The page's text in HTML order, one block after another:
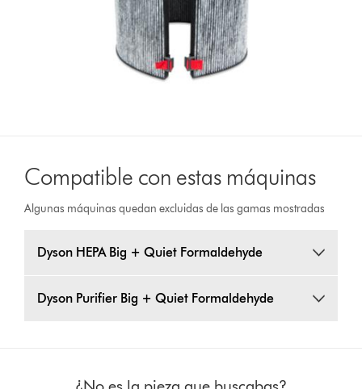
Compatible con estas máquinas
Algunas máquinas quedan excluidas de las gamas mostradas
Dyson HEPA Big + Quiet Formaldehyde
Dyson Purifier Big + Quiet Formaldehyde